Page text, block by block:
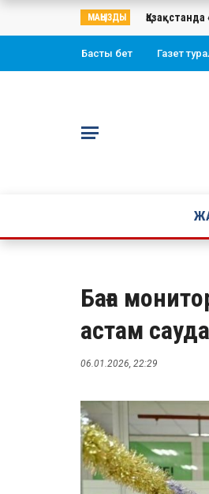
МАҢЫЗДЫ
Басты бет Газет
Баға
астам
06.01.2026, 22:29